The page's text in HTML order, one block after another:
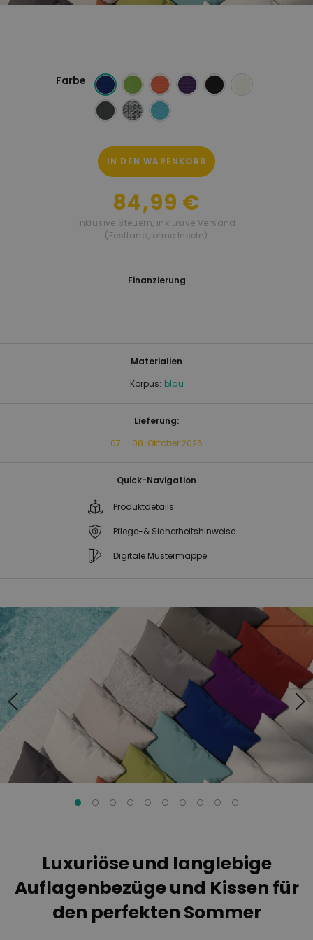
Farbe
IN DEN WARENKORB
84,99 €
inklusive Steuern, inklusive Versand
(Festland, ohne Inseln)
Materialien
Korpus: blau
Lieferung:
07. - 08. Oktober 2026
Quick-Navigation
Produktdetails
Pflege-& Sicherheitshinweise
Digitale Mustermappe
Finanzierung
Zum
Ende
der
Bildgalerie
springen
Zum
Anfang
der
Bildgalerie
springen
Luxuriöse und langlebige
Auflagenbezüge und Kissen für
den perfekten Sommer